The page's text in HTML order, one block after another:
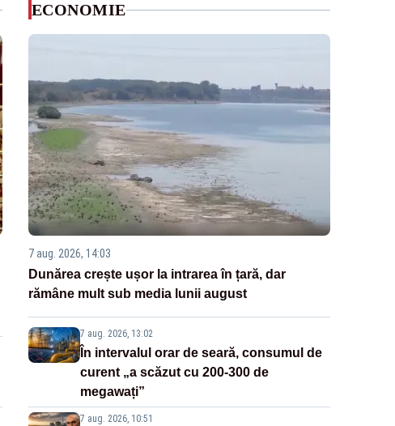
ECONOMIE
7 aug. 2026, 14:03
Dunărea crește ușor la intrarea în țară, dar
rămâne mult sub media lunii august
7 aug. 2026, 13:02
În intervalul orar de seară, consumul de
curent „a scăzut cu 200-300 de
megawați”
7 aug. 2026, 10:51